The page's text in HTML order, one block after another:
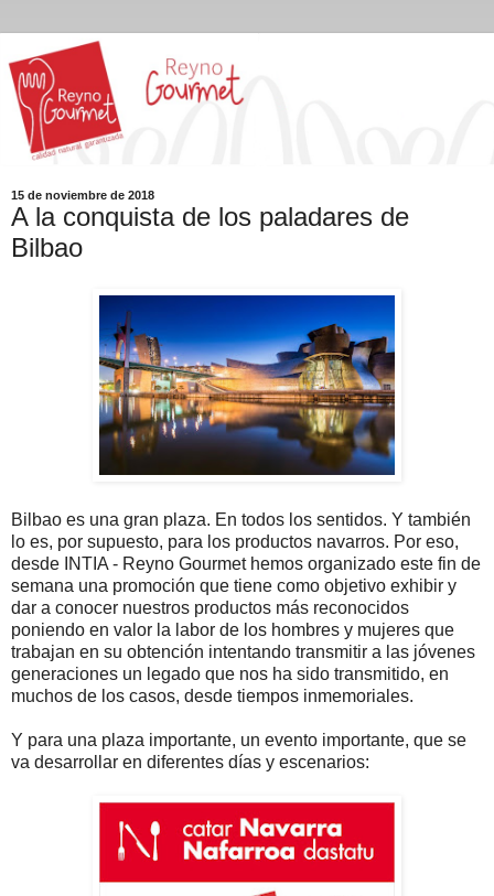
15 de noviembre de 2018
A la conquista de los paladares de
Bilbao
Bilbao es una gran plaza. En todos los sentidos. Y también
lo es, por supuesto, para los productos navarros. Por eso,
desde INTIA - Reyno Gourmet hemos organizado este fin de
semana una promoción que tiene como objetivo exhibir y
dar a conocer nuestros productos más reconocidos
poniendo en valor la labor de los hombres y mujeres que
trabajan en su obtención intentando transmitir a las jóvenes
generaciones un legado que nos ha sido transmitido, en
muchos de los casos, desde tiempos inmemoriales.
Y para una plaza importante, un evento importante, que se
va desarrollar en diferentes días y escenarios: